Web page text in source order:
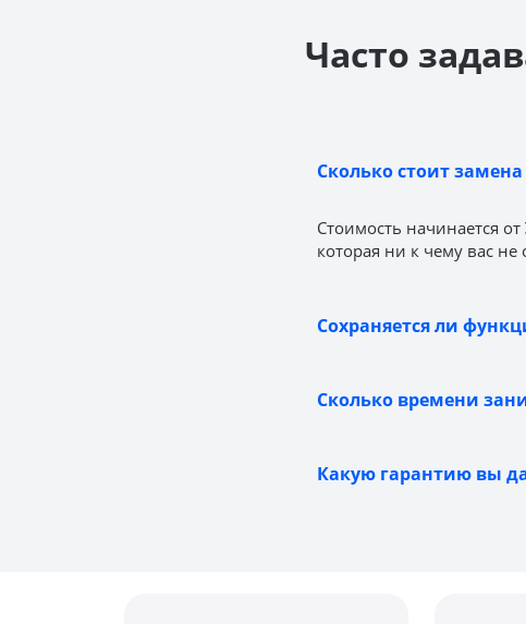
Часто
Сколько стоит
Стоимость начинается от
которая ни к чему вас не
Сохраняется ли
Сколько времени
Какую гарантию вы